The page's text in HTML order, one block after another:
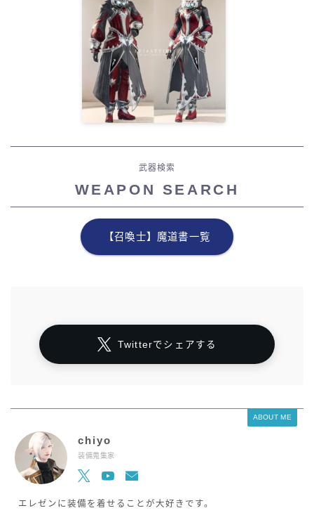
武器検索
WEAPON SEARCH
【召喚士】魔道書一覧
Twitterでシェアする
ABOUT ME
chiyo
装備蒐集家
エレゼンに装備を着せることが大好きです。